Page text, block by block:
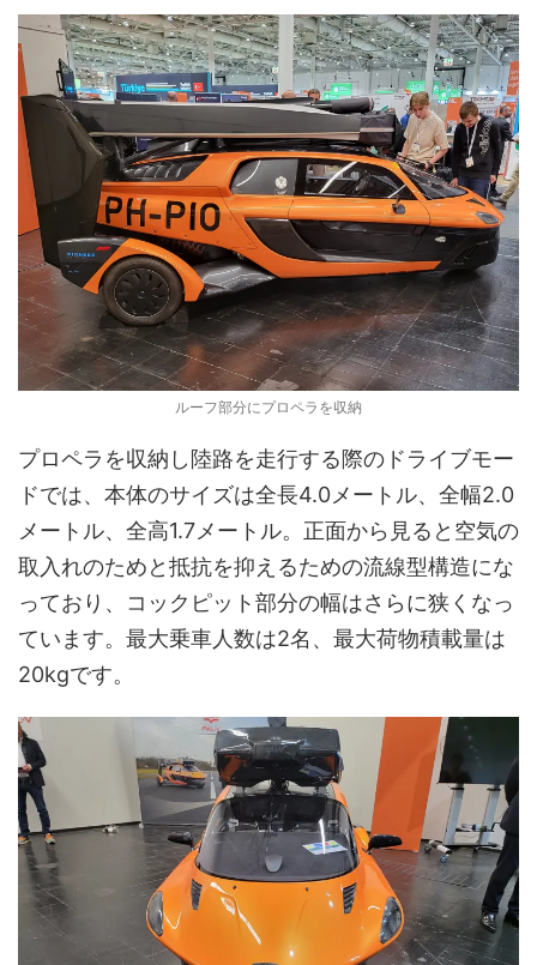
ルーフ部分にプロペラを収納
プロペラを収納し陸路を走行する際のドライブモー
ドでは、本体のサイズは全長4.0メートル、全幅2.0
メートル、全高1.7メートル。正面から見ると空気の
取入れのためと抵抗を抑えるための流線型構造にな
っており、コックピット部分の幅はさらに狭くなっ
ています。最大乗車人数は2名、最大荷物積載量は
20kgです。